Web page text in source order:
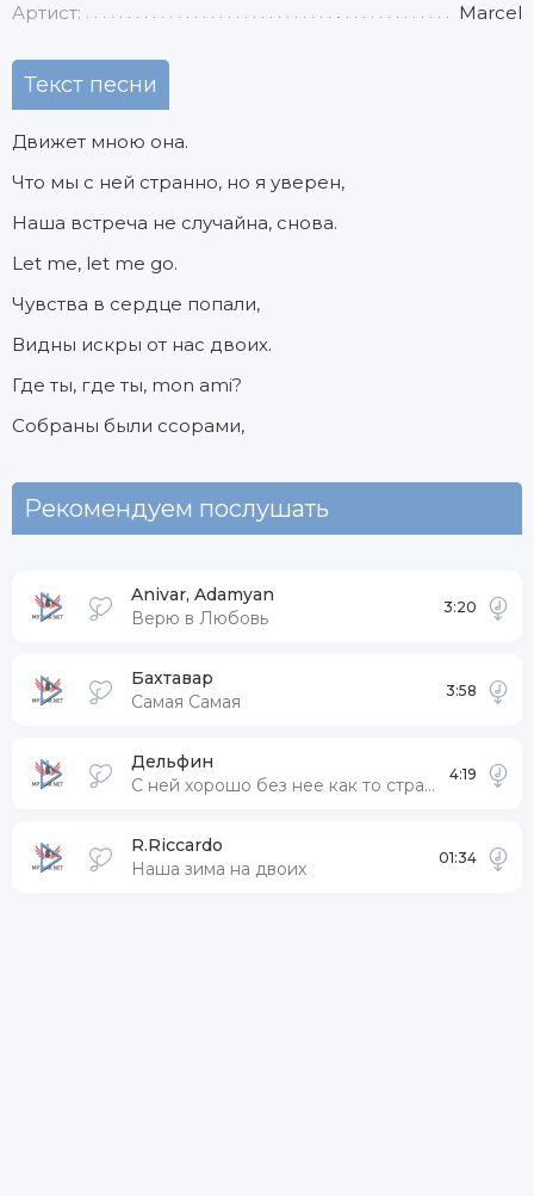
Артист: Marcel
Текст песни
Движет мною она.
Что мы с ней странно, но я уверен,
Наша встреча не случайна, снова.
Let me, let me go.
Чувства в сердце попали,
Видны искры от нас двоих.
Где ты, где ты, mon ami?
Собраны были ссорами,
Рекомендуем послушать
Anivar, Adamyan
Верю в Любовь
3:20
Бахтавар
Самая Самая
3:58
Дельфин
С ней хорошо без нее как то странно
4:19
R.Riccardo
Наша зима на двоих
01:34